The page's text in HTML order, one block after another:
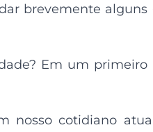
brevemente
Em um
nosso cotidiano